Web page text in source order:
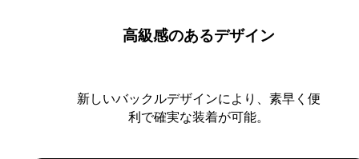
高級感のあるデザイン
新しいバックルデザインにより、素早く便
利で確実な装着が可能。